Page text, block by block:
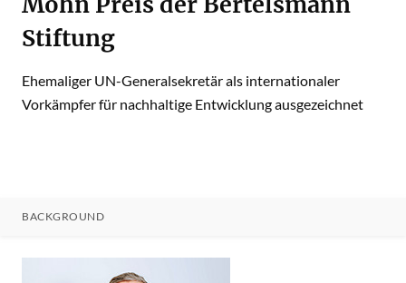
Stiftung
Ehemaliger UN-Generalsekretär als internationaler
Vorkämpfer für nachhaltige Entwicklung ausgezeichnet
BACKGROUND